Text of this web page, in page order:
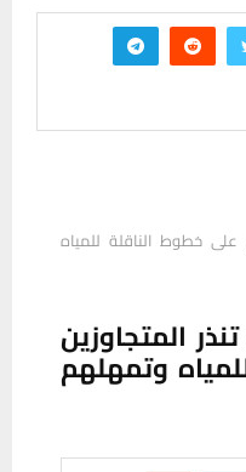
على خطوط الناقلة للمياه
المتجاوزين
وتمهلهم